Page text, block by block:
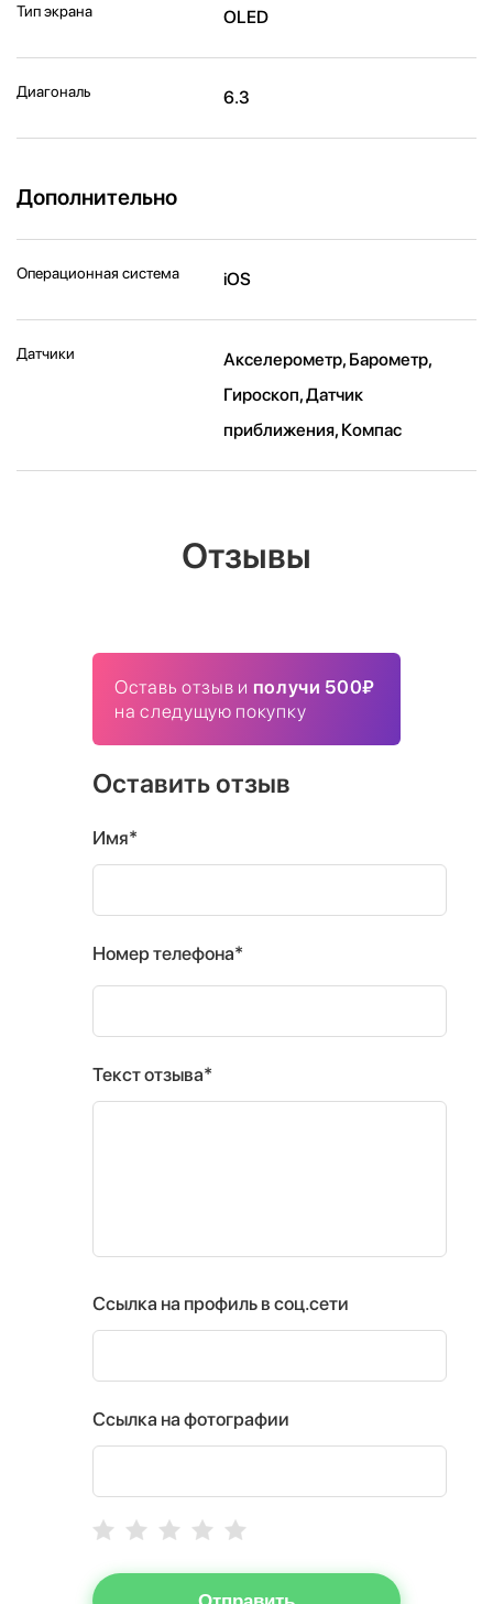
Тип экрана OLED
Диагональ 6.3
Дополнительно
Операционная система iOS
Датчики
Акселерометр, Барометр,
Гироскоп, Датчик
приближения, Компас
Отзывы
Оставь отзыв и получи 500₽
на следущую покупку
Оставить отзыв
Имя*
Номер телефона*
Текст отзыва*
Ссылка на профиль в соц.сети
Ссылка на фотографии